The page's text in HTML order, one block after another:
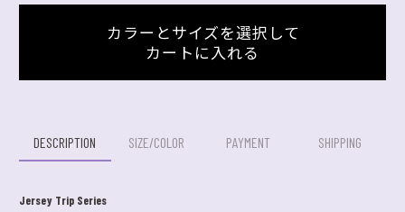
カラーとサイズを選択して
カートに入れる
DESCRIPTION SIZE/COLOR PAYMENT SHIPPING
Jersey Trip Series